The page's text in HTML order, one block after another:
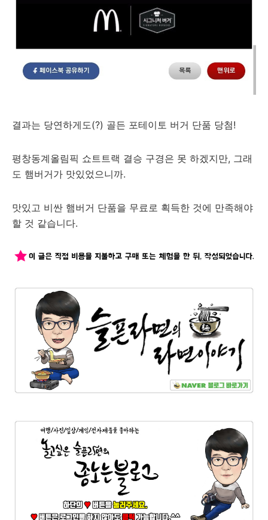
결과는 당연하게도(?) 골든 포테이토 버거 단품 당첨!
평창동계올림픽 쇼트트랙 결승 구경은 못 하겠지만, 그래
도 햄버거가 맛있었으니까.
맛있고 비싼 햄버거 단품을 무료로 획득한 것에 만족해야
할 것 같습니다.